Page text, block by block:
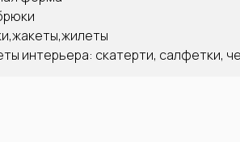
интерьера: скатерти, салфетки,